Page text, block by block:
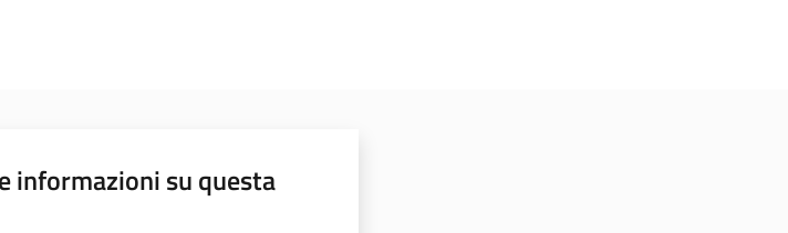
informazioni su questa